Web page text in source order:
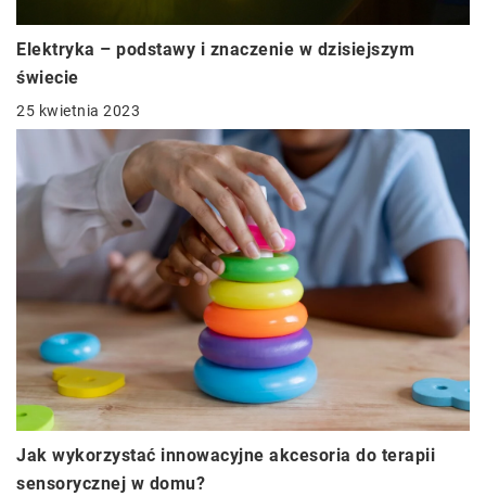
Elektryka – podstawy i znaczenie w dzisiejszym
świecie
25 kwietnia 2023
Jak wykorzystać innowacyjne akcesoria do terapii
sensorycznej w domu?